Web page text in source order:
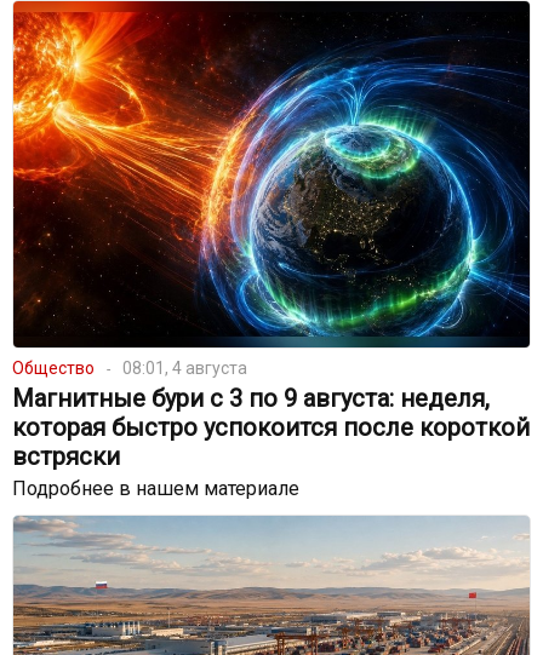
Общество 08:01, 4 августа
Магнитные бури с 3 по 9 августа: неделя,
которая быстро успокоится после короткой
встряски
Подробнее в нашем материале